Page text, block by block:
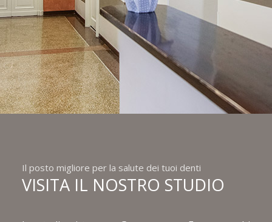
Il posto migliore per la salute dei tuoi denti
VISITA IL NOSTRO STUDIO